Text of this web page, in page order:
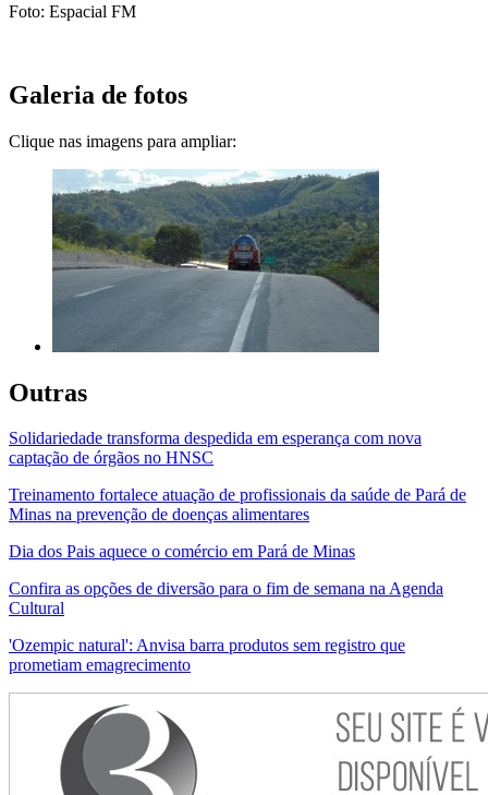
Foto: Espacial FM
Galeria de fotos
Clique nas imagens para ampliar:
Outras
Solidariedade transforma despedida em esperança com nova
captação de órgãos no HNSC
Treinamento fortalece atuação de profissionais da saúde de Pará de
Minas na prevenção de doenças alimentares
Dia dos Pais aquece o comércio em Pará de Minas
Confira as opções de diversão para o fim de semana na Agenda
Cultural
'Ozempic natural': Anvisa barra produtos sem registro que
prometiam emagrecimento